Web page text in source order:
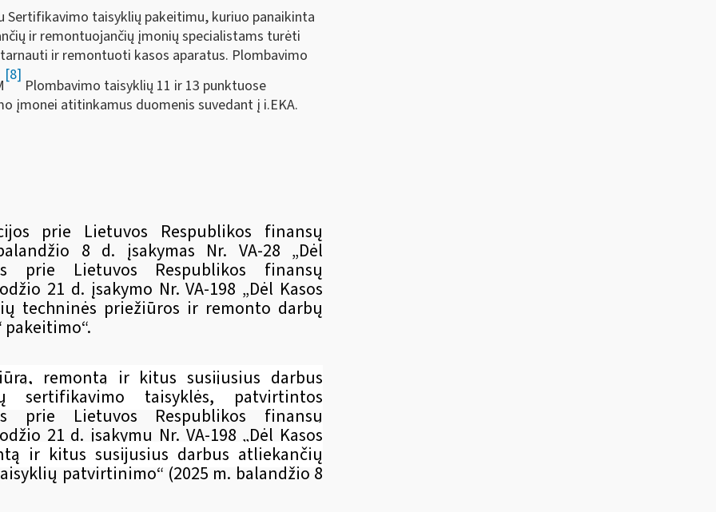
Sertifikavimo taisyklių pakeitimu, kuriuo panaikinta
ir remontuojančių įmonių specialistams turėti
ir remontuoti kasos aparatus. Plombavimo
[8]
Plombavimo taisyklių 11 ir 13 punktuose
įmonei atitinkamus duomenis suvedant į i.EKA.
prie Lietuvos Respublikos finansų
8 d. įsakymas Nr. VA-28 „Dėl
prie Lietuvos Respublikos finansų
21 d. įsakymo Nr. VA-198 „Dėl Kasos
techninės priežiūros ir remonto darbų
remontą ir kitus susijusius darbus
sertifikavimo taisyklės, patvirtintos
prie Lietuvos Respublikos finansų
21 d. įsakymu Nr. VA-198 „Dėl Kasos
ir kitus susijusius darbus atliekančių
patvirtinimo“ (2025 m. balandžio 8